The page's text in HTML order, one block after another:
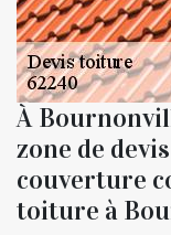
À
zone de
couverture
toiture à